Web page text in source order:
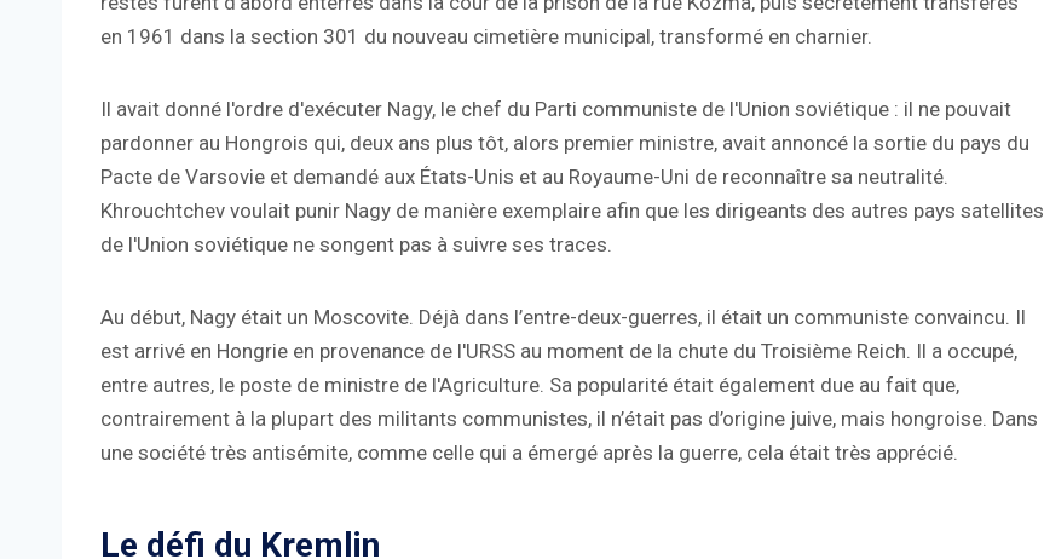
en 1961 dans la section 301 du nouveau cimetière municipal, transformé en charnier.
Il avait donné l'ordre d'exécuter Nagy, le chef du Parti communiste de l'Union soviétique : il ne pouvait
pardonner au Hongrois qui, deux ans plus tôt, alors premier ministre, avait annoncé la sortie du pays du
Pacte de Varsovie et demandé aux États-Unis et au Royaume-Uni de reconnaître sa neutralité.
Khrouchtchev voulait punir Nagy de manière exemplaire afin que les dirigeants des autres pays satellites
de l'Union soviétique ne songent pas à suivre ses traces.
Au début, Nagy était un Moscovite. Déjà dans l’entre-deux-guerres, il était un communiste convaincu. Il
est arrivé en Hongrie en provenance de l'URSS au moment de la chute du Troisième Reich. Il a occupé,
entre autres, le poste de ministre de l'Agriculture. Sa popularité était également due au fait que,
contrairement à la plupart des militants communistes, il n’était pas d’origine juive, mais hongroise. Dans
une société très antisémite, comme celle qui a émergé après la guerre, cela était très apprécié.
Le défi du Kremlin